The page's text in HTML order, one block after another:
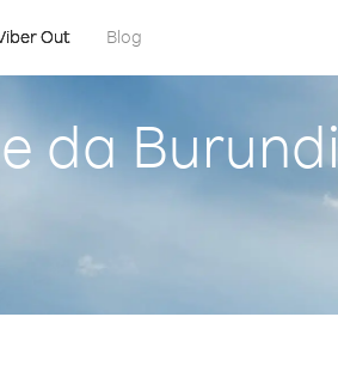
Out Blog
da Burundi